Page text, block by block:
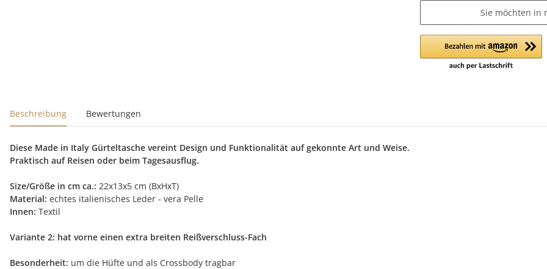
Sie möchten in
Beschreibung Bewertungen
Diese Made in Italy Gürteltasche vereint Design und Funktionalität auf gekonnte Art und Weise.
Praktisch auf Reisen oder beim Tagesausflug.
Size/Größe in cm ca.: 22x13x5 cm (BxHxT)
Material: echtes italienisches Leder - vera Pelle
Innen: Textil
Variante 2: hat vorne einen extra breiten Reißverschluss-Fach
Besonderheit: um die Hüfte und als Crossbody tragbar